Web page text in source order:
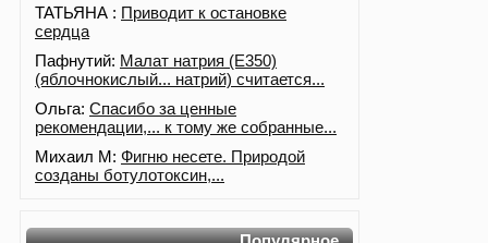
ТАТЬЯНА : Приводит к остановке
сердца
Пафнутий: Малат натрия (E350)
(яблочнокислый... натрий) считается...
Ольга: Спасибо за ценные
рекомендации,... к тому же собранные...
Михаил М: Фигню несете. Природой
созданы ботулотоксин,...